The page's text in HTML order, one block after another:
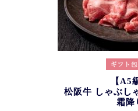
【A5
松阪牛 しゃぶし
霜降